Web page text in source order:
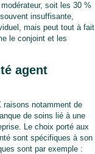
soit les 30 %
insuffisante,
mais peut tout à fait
le conjoint et les
agent
raisons notamment de
de soins lié à une
Le choix porté aux
sont spécifiques à son
sont par exemple :